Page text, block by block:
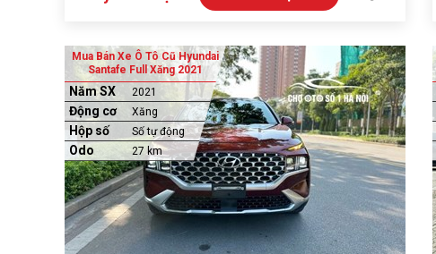
Mua Bán Xe Ô Tô Cũ Hyundai
Santafe Full Xăng 2021
Năm SX 2021
Động cơ Xăng
Hộp số Số tự động
Odo 27 km